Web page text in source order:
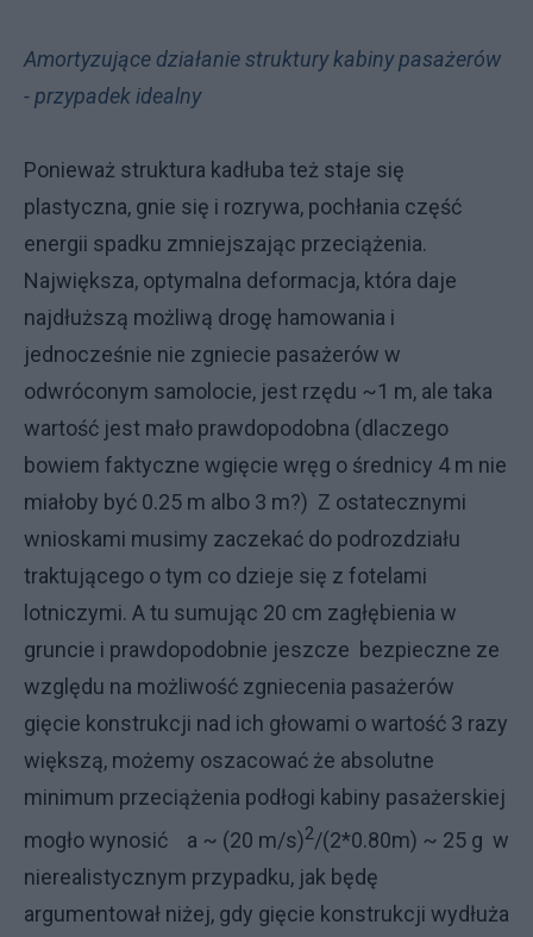
Amortyzujące działanie struktury kabiny pasażerów
- przypadek idealny
Ponieważ struktura kadłuba też staje się
plastyczna, gnie się i rozrywa, pochłania część
energii spadku zmniejszając przeciążenia.
Największa, optymalna deformacja, która daje
najdłuższą możliwą drogę hamowania i
jednocześnie nie zgniecie pasażerów w
odwróconym samolocie, jest rzędu ~1 m, ale taka
wartość jest mało prawdopodobna (dlaczego
bowiem faktyczne wgięcie wręg o średnicy 4 m nie
miałoby być 0.25 m albo 3 m?) Z ostatecznymi
wnioskami musimy zaczekać do podrozdziału
traktującego o tym co dzieje się z fotelami
lotniczymi. A tu sumując 20 cm zagłębienia w
gruncie i prawdopodobnie jeszcze bezpieczne ze
względu na możliwość zgniecenia pasażerów
gięcie konstrukcji nad ich głowami o wartość 3 razy
większą, możemy oszacować że absolutne
minimum przeciążenia podłogi kabiny pasażerskiej
mogło wynosić a ~ (20 m/s)2/(2*0.80m) ~ 25 g w
nierealistycznym przypadku, jak będę
argumentował niżej, gdy gięcie konstrukcji wydłuża